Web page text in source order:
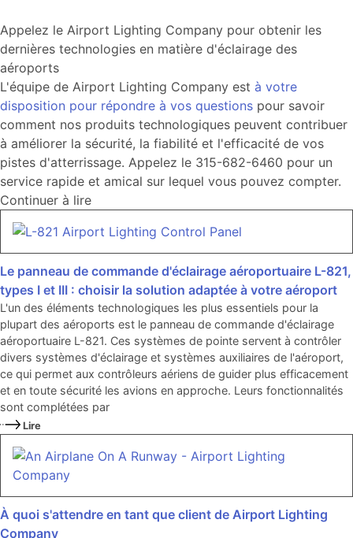
Appelez le Airport Lighting Company pour obtenir les
dernières technologies en matière d'éclairage des
aéroports
L'équipe de Airport Lighting Company est à votre
disposition pour répondre à vos questions pour savoir
comment nos produits technologiques peuvent contribuer
à améliorer la sécurité, la fiabilité et l'efficacité de vos
pistes d'atterrissage. Appelez le 315-682-6460 pour un
service rapide et amical sur lequel vous pouvez compter.
Continuer à lire
Le panneau de commande d'éclairage aéroportuaire L-821,
types I et III : choisir la solution adaptée à votre aéroport
L'un des éléments technologiques les plus essentiels pour la
plupart des aéroports est le panneau de commande d'éclairage
aéroportuaire L-821. Ces systèmes de pointe servent à contrôler
divers systèmes d'éclairage et systèmes auxiliaires de l'aéroport,
ce qui permet aux contrôleurs aériens de guider plus efficacement
et en toute sécurité les avions en approche. Leurs fonctionnalités
sont complétées par
Lire
À quoi s'attendre en tant que client de Airport Lighting
Company